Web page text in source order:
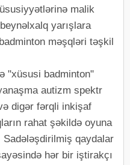
malik
yarışlara
məşqləri təşkil
"xüsusi badminton"
autizm spektr
digər fərqli inkişaf
rahat şəkildə oyuna
Sadələşdirilmiş qaydalar
hər bir iştirakçı